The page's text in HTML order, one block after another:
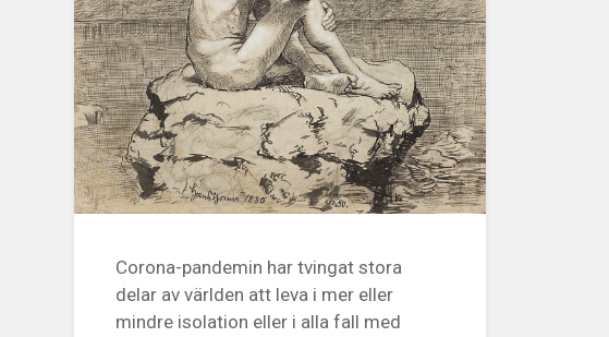
Corona-pandemin har tvingat stora
delar av världen att leva i mer eller
mindre isolation eller i alla fall med